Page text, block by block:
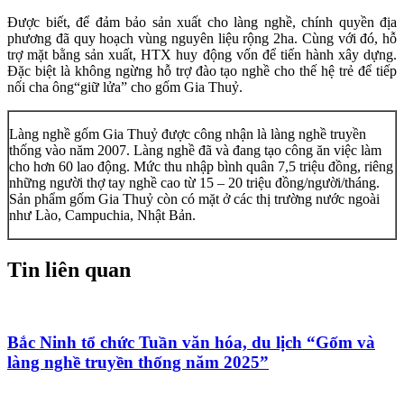
Được biết, để đảm bảo sản xuất cho làng nghề, chính quyền địa
phương đã quy hoạch vùng nguyên liệu rộng 2ha. Cùng với đó, hỗ
trợ mặt bằng sản xuất, HTX huy động vốn để tiến hành xây dựng.
Đặc biệt là không ngừng hỗ trợ đào tạo nghề cho thế hệ trẻ để tiếp
nối cha ông“giữ lửa” cho gốm Gia Thuỷ.
Làng nghề gốm Gia Thuỷ được công nhận là làng nghề truyền
thống vào năm 2007. Làng nghề đã và đang tạo công ăn việc làm
cho hơn 60 lao động. Mức thu nhập bình quân 7,5 triệu đồng, riêng
những người thợ tay nghề cao từ 15 – 20 triệu đồng/người/tháng.
Sản phẩm gốm Gia Thuỷ còn có mặt ở các thị trường nước ngoài
như Lào, Campuchia, Nhật Bản.
Tin liên quan
Bắc Ninh tổ chức Tuần văn hóa, du lịch “Gốm và
làng nghề truyền thống năm 2025”